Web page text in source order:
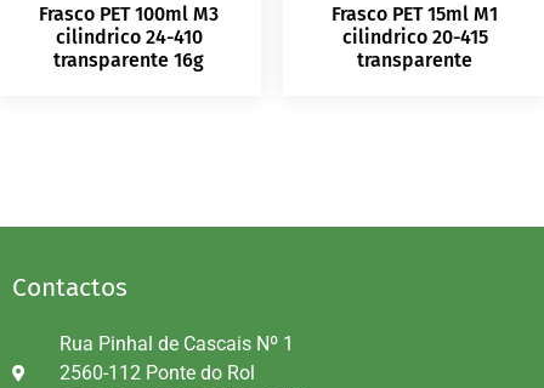
Frasco PET 100ml M3
cilindrico 24-410
transparente 16g
Frasco PET 15ml M1
cilindrico 20-415
transparente
Contactos
Rua Pinhal de Cascais Nº 1
2560-112 Ponte do Rol